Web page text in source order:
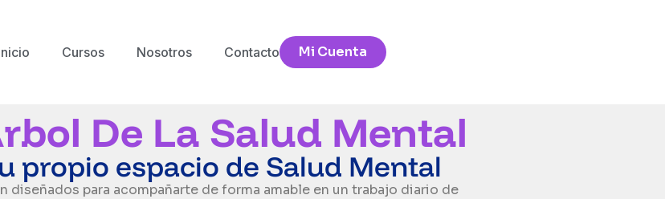
Cursos Nosotros Contacto Mi Cuenta
De La Salud Mental
propio espacio de Salud Mental
diseñados para acompañarte de forma amable en un trabajo diario de